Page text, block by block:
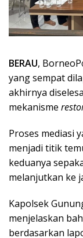
BERAU,
yang sempat
akhirnya
mekanisme
Proses mediasi
menjadi titik
keduanya
melanjutkan ke
Kapolsek
menjelaskan
berdasarkan